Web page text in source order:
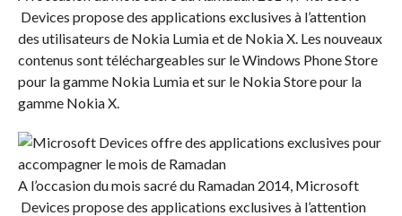
Devices propose des applications exclusives à l’attention
des utilisateurs de Nokia Lumia et de Nokia X. Les nouveaux
contenus sont téléchargeables sur le Windows Phone Store
pour la gamme Nokia Lumia et sur le Nokia Store pour la
gamme Nokia X.
A l’occasion du mois sacré du Ramadan 2014, Microsoft
Devices propose des applications exclusives à l’attention